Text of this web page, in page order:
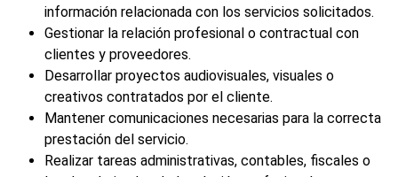
información relacionada con los servicios solicitados.
Gestionar la relación profesional o contractual con
clientes y proveedores.
Desarrollar proyectos audiovisuales, visuales o
creativos contratados por el cliente.
Mantener comunicaciones necesarias para la correcta
prestación del servicio.
Realizar tareas administrativas, contables, fiscales o